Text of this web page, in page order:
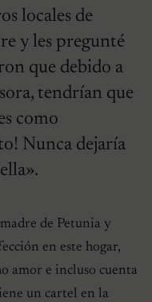
locales de
y les pregunté
que debido a
tendrían que
como
Nunca dejaría
de Petunia y
en este hogar,
amor e incluso cuenta
un cartel en la